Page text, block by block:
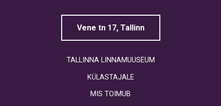
Vene tn 17, Tallinn
TALLINNA LINNAMUUSEUM
KÜLASTAJALE
MIS TOIMUB